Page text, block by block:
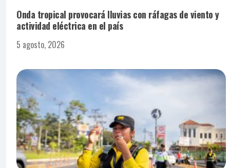
Onda tropical provocará lluvias con ráfagas de viento y
actividad eléctrica en el país
5 agosto, 2026